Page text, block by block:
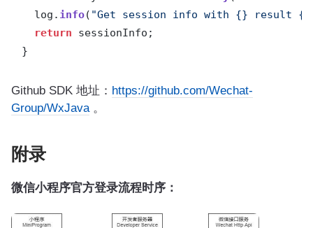
log. info( "Get session info with {} result
return sessionInfo;
}
Github SDK 地址： https://github.com/Wechat-
Group/WxJava 。
附录
微信小程序官方登录流程时序：